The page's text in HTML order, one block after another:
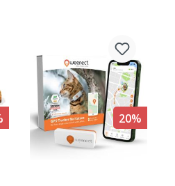
20%